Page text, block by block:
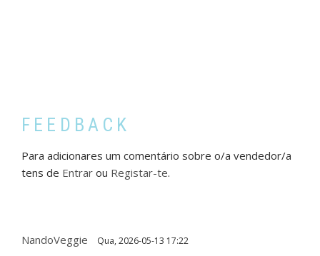
FEEDBACK
Para adicionares um comentário sobre o/a vendedor/a
tens de Entrar ou Registar-te.
NandoVeggie Qua, 2026-05-13 17:22